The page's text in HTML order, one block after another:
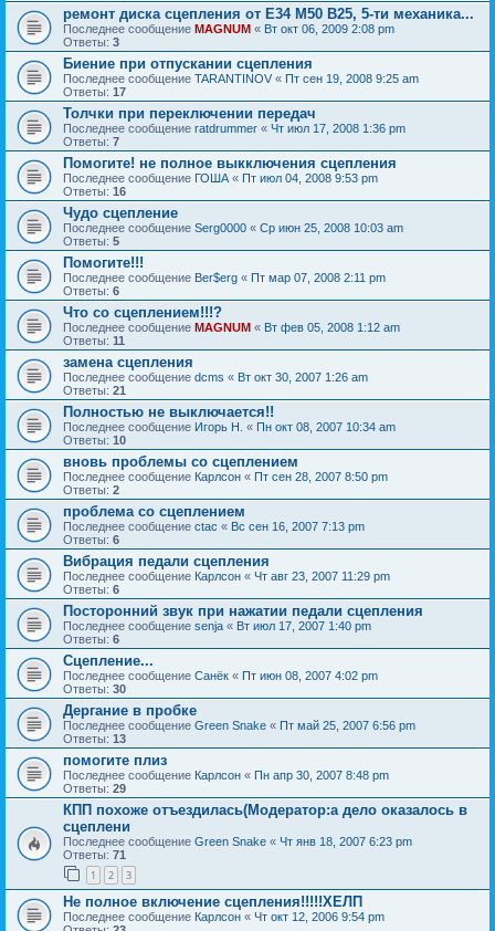
ремонт диска сцепления от Е34 М50 В25, 5-ти механика...
Последнее сообщение MAGNUM « Вт окт 06, 2009 2:08 pm
Ответы: 3
Биение при отпускании сцепления
Последнее сообщение TARANTINOV « Пт сен 19, 2008 9:25 am
Ответы: 17
Толчки при переключении передач
Последнее сообщение ratdrummer « Чт июл 17, 2008 1:36 pm
Ответы: 7
Помогите! не полное выкключения сцепления
Последнее сообщение ГОША « Пт июл 04, 2008 9:53 pm
Ответы: 16
Чудо сцепление
Последнее сообщение Serg0000 « Ср июн 25, 2008 10:03 am
Ответы: 5
Помогите!!!
Последнее сообщение Ber$erg « Пт мар 07, 2008 2:11 pm
Ответы: 6
Что со сцеплением!!!?
Последнее сообщение MAGNUM « Вт фев 05, 2008 1:12 am
Ответы: 11
замена сцепления
Последнее сообщение dcms « Вт окт 30, 2007 1:26 am
Ответы: 21
Полностью не выключается!!
Последнее сообщение Игорь Н. « Пн окт 08, 2007 10:34 am
Ответы: 10
вновь проблемы со сцеплением
Последнее сообщение Карлсон « Пт сен 28, 2007 8:50 pm
Ответы: 2
проблема со сцеплением
Последнее сообщение ctac « Вс сен 16, 2007 7:13 pm
Ответы: 6
Вибрация педали сцепления
Последнее сообщение Карлсон « Чт авг 23, 2007 11:29 pm
Ответы: 6
Посторонний звук при нажатии педали сцепления
Последнее сообщение senja « Вт июл 17, 2007 1:40 pm
Ответы: 6
Сцепление...
Последнее сообщение Санёк « Пт июн 08, 2007 4:02 pm
Ответы: 30
Дергание в пробке
Последнее сообщение Green Snake « Пт май 25, 2007 6:56 pm
Ответы: 13
помогите плиз
Последнее сообщение Карлсон « Пн апр 30, 2007 8:48 pm
Ответы: 29
КПП похоже отъездилась(Модератор:а дело оказалось в
сцеплени
Последнее сообщение Green Snake « Чт янв 18, 2007 6:23 pm
Ответы: 71
1 2 3
Не полное включение сцепления!!!!!ХЕЛП
Последнее сообщение Карлсон « Чт окт 12, 2006 9:54 pm